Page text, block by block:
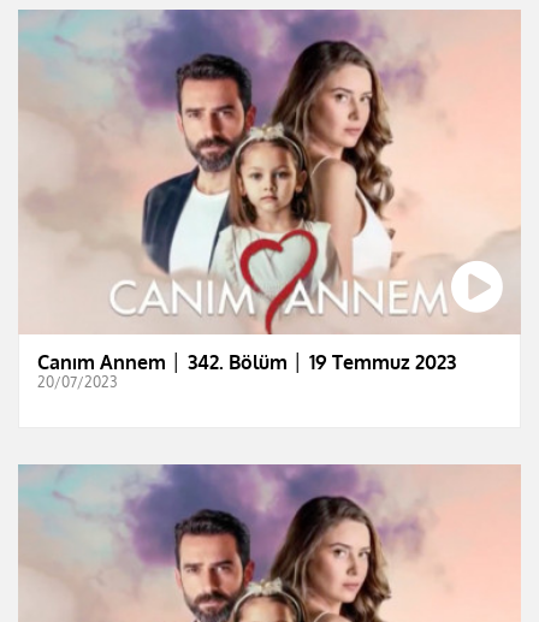
Canım Annem │ 342. Bölüm │ 19 Temmuz 2023
20/07/2023